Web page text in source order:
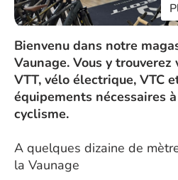
Bienvenu dans notre
Vaunage. Vous y
VTT, vélo électrique, VTC
équipements nécessaires
cyclisme.
A quelques dizaine de
la Vaunage